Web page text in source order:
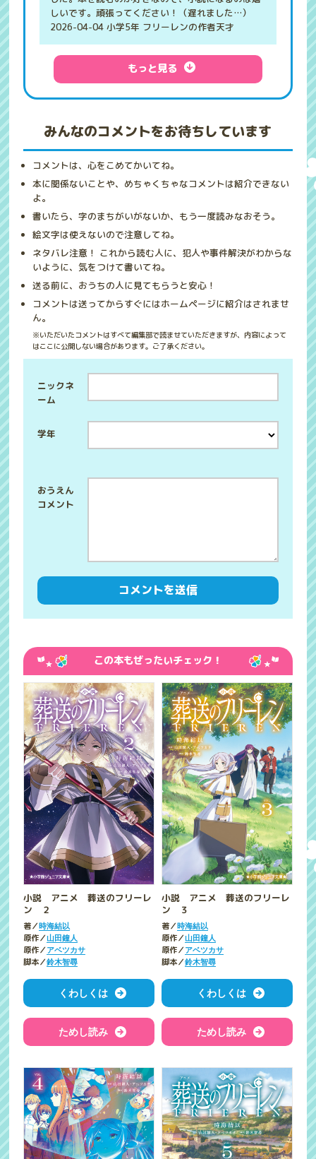
しいです。頑張ってください！（遅れました…）
2026-04-04 小学5年 フリーレンの作者天才
もっと見る
みんなのコメントをお待ちしています
コメントは、心をこめてかいてね。
本に関係ないことや、めちゃくちゃなコメントは紹介できない
よ。
書いたら、字のまちがいがないか、もう一度読みなおそう。
絵文字は使えないので注意してね。
ネタバレ注意！ これから読む人に、犯人や事件解決がわからな
いように、気をつけて書いてね。
送る前に、おうちの人に見てもらうと安心！
コメントは送ってからすぐにはホームページに紹介はされませ
ん。
※いただいたコメントはすべて編集部で読ませていただきますが、内容によって
はここに公開しない場合があります。ご了承ください。
学年
ニックネ
ーム
この本もぜったいチェック！
小説 アニメ 葬送のフリーレ
ン ２
著／時海結以
原作／山田鐘人
原作／アベツカサ
脚本／鈴木智尋
くわしくは
ためし読み
小説 アニメ 葬送のフリーレ
ン ３
著／時海結以
原作／山田鐘人
原作／アベツカサ
脚本／鈴木智尋
くわしくは
ためし読み